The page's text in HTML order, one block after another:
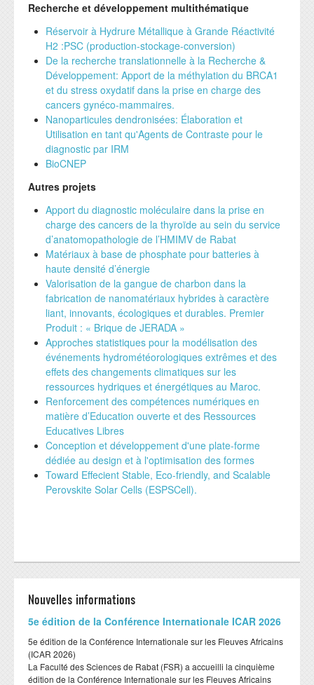
Recherche et développement multithématique
Réservoir à Hydrure Métallique à Grande Réactivité
H2 :PSC (production-stockage-conversion)
De la recherche translationnelle à la Recherche &
Développement: Apport de la méthylation du BRCA1
et du stress oxydatif dans la prise en charge des
cancers gynéco-mammaires.
Nanoparticules dendronisées: Élaboration et
Utilisation en tant qu'Agents de Contraste pour le
diagnostic par IRM
BioCNEP
Autres projets
Apport du diagnostic moléculaire dans la prise en
charge des cancers de la thyroïde au sein du service
d’anatomopathologie de l’HMIMV de Rabat
Matériaux à base de phosphate pour batteries à
haute densité d’énergie
Valorisation de la gangue de charbon dans la
fabrication de nanomatériaux hybrides à caractère
liant, innovants, écologiques et durables. Premier
Produit : « Brique de JERADA »
Approches statistiques pour la modélisation des
événements hydrométéorologiques extrêmes et des
effets des changements climatiques sur les
ressources hydriques et énergétiques au Maroc.
Renforcement des compétences numériques en
matière d’Education ouverte et des Ressources
Educatives Libres
Conception et développement d'une plate-forme
dédiée au design et à l'optimisation des formes
Toward Effecient Stable, Eco-friendly, and Scalable
Perovskite Solar Cells (ESPSCell).
Nouvelles informations
​5e édition de la Conférence Internationale ICAR 2026
​5e édition de la Conférence Internationale sur les Fleuves Africains
(ICAR 2026)
​La Faculté des Sciences de Rabat (FSR) a accueilli la cinquième
édition de la Conférence Internationale sur les Fleuves Africains